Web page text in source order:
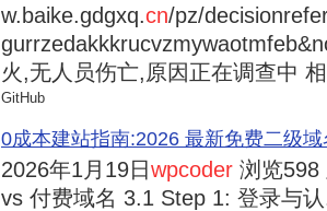
w.baike.gdgxq.cn/pz/
火,无人员伤亡,原因正在调查中
GitHub
0成本建站指南:2026 最新免费二级
2026年1月19日wpcoder 浏览598
vs 付费域名 3.1 Step 1: 登录与